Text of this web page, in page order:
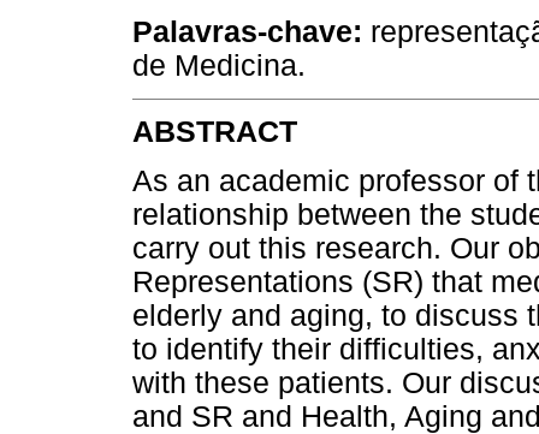
Palavras-chave:
de Medicina.
ABSTRACT
As an academic professor of
relationship between the
carry out this research. Our
Representations (SR) that
elderly and aging, to discuss
to identify their difficulties,
with these patients. Our
and SR and Health, Aging